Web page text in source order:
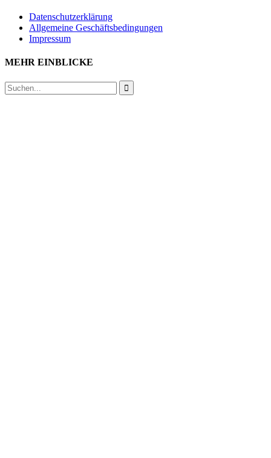
Datenschutzerklärung
Allgemeine Geschäftsbedingungen
Impressum
MEHR EINBLICKE
